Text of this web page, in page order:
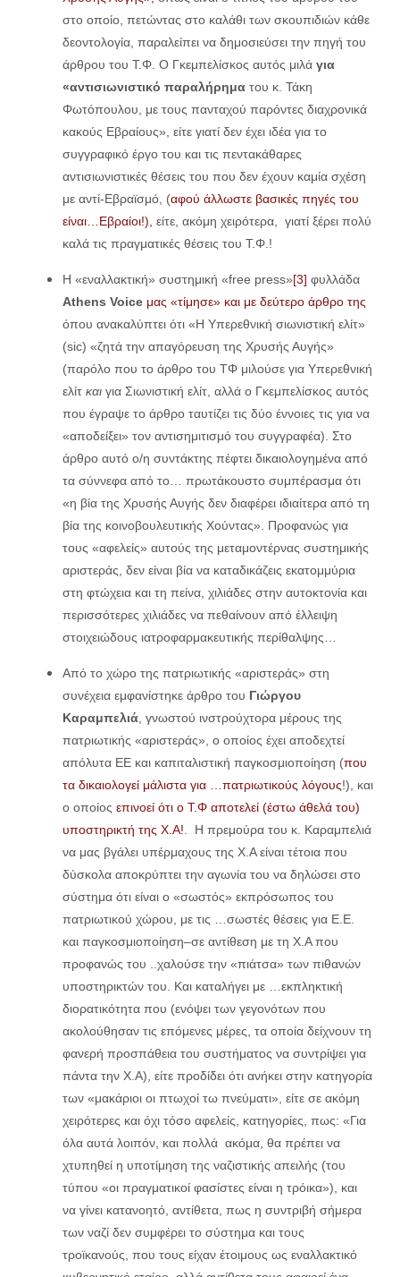
στο οποίο, πετώντας στο καλάθι των σκουπιδιών κάθε
δεοντολογία, παραλείπει να δημοσιεύσει την πηγή του
άρθρου του Τ.Φ. Ο Γκεμπελίσκος αυτός μιλά για
«αντισιωνιστικό παραλήρημα του κ. Τάκη
Φωτόπουλου, με τους πανταχού παρόντες διαχρονικά
κακούς Εβραίους», είτε γιατί δεν έχει ιδέα για το
συγγραφικό έργο του και τις πεντακάθαρες
αντισιωνιστικές θέσεις του που δεν έχουν καμία σχέση
με αντί-Εβραϊσμό, (αφού άλλωστε βασικές πηγές του
είναι…Εβραίοι!), είτε, ακόμη χειρότερα, γιατί ξέρει πολύ
καλά τις πραγματικές θέσεις του Τ.Φ.!
Η «εναλλακτική» συστημική «free press»[3] φυλλάδα
Athens Voice μας «τίμησε» και με δεύτερο άρθρο της
όπου ανακαλύπτει ότι «Η Υπερεθνική σιωνιστική ελίτ»
(sic) «ζητά την απαγόρευση της Χρυσής Αυγής»
(παρόλο που το άρθρο του ΤΦ μιλούσε για Υπερεθνική
ελίτ και για Σιωνιστική ελίτ, αλλά ο Γκεμπελίσκος αυτός
που έγραψε το άρθρο ταυτίζει τις δύο έννοιες τις για να
«αποδείξει» τον αντισημιτισμό του συγγραφέα). Στο
άρθρο αυτό ο/η συντάκτης πέφτει δικαιολογημένα από
τα σύννεφα από το… πρωτάκουστο συμπέρασμα ότι
«η βία της Χρυσής Αυγής δεν διαφέρει ιδιαίτερα από τη
βία της κοινοβουλευτικής Χούντας». Προφανώς για
τους «αφελείς» αυτούς της μεταμοντέρνας συστημικής
αριστεράς, δεν είναι βία να καταδικάζεις εκατομμύρια
στη φτώχεια και τη πείνα, χιλιάδες στην αυτοκτονία και
περισσότερες χιλιάδες να πεθαίνουν από έλλειψη
στοιχειώδους ιατροφαρμακευτικής περίθαλψης…
Από το χώρο της πατριωτικής «αριστεράς» στη
συνέχεια εμφανίστηκε άρθρο του Γιώργου
Καραμπελιά , γνωστού ινστρούχτορα μέρους της
πατριωτικής «αριστεράς», ο οποίος έχει αποδεχτεί
απόλυτα ΕΕ και καπιταλιστική παγκοσμιοποίηση (που
τα δικαιολογεί μάλιστα για …πατριωτικούς λόγους!), και
ο οποίος επινοεί ότι ο Τ.Φ αποτελεί (έστω άθελά του)
υποστηρικτή της Χ.Α! . Η πρεμούρα του κ. Καραμπελιά
να μας βγάλει υπέρμαχους της Χ.Α είναι τέτοια που
δύσκολα αποκρύπτει την αγωνία του να δηλώσει στο
σύστημα ότι είναι ο «σωστός» εκπρόσωπος του
πατριωτικού χώρου, με τις …σωστές θέσεις για Ε.Ε.
και παγκοσμιοποίηση–σε αντίθεση με τη Χ.Α που
προφανώς του ..χαλούσε την «πιάτσα» των πιθανών
υποστηρικτών του. Και καταλήγει με …εκπληκτική
διορατικότητα που (ενόψει των γεγονότων που
ακολούθησαν τις επόμενες μέρες, τα οποία δείχνουν τη
φανερή προσπάθεια του συστήματος να συντρίψει για
πάντα την Χ.Α), είτε προδίδει ότι ανήκει στην κατηγορία
των «μακάριοι οι πτωχοί τω πνεύματι», είτε σε ακόμη
χειρότερες και όχι τόσο αφελείς, κατηγορίες, πως: «Για
όλα αυτά λοιπόν, και πολλά ακόμα, θα πρέπει να
χτυπηθεί η υποτίμηση της ναζιστικής απειλής (του
τύπου «οι πραγματικοί φασίστες είναι η τρόικα»), και
να γίνει κατανοητό, αντίθετα, πως η συντριβή σήμερα
των ναζί δεν συμφέρει το σύστημα και τους
τροϊκανούς, που τους είχαν έτοιμους ως εναλλακτικό